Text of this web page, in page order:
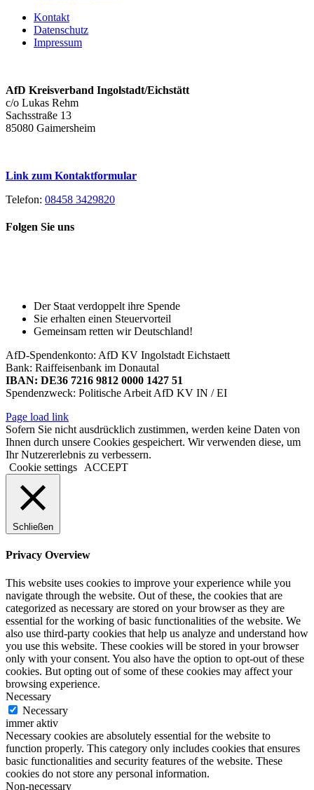
Kontakt
Datenschutz
Impressum
AfD Kreisverband Ingolstadt/Eichstätt
c/o Lukas Rehm
Sachsstraße 13
85080 Gaimersheim
Link zum Kontaktformular
Telefon: 08458 3429820
Folgen Sie uns
Der Staat verdoppelt ihre Spende
Sie erhalten einen Steuervorteil
Gemeinsam retten wir Deutschland!
AfD-Spendenkonto: AfD KV Ingolstadt Eichstaett
Bank: Raiffeisenbank im Donautal
IBAN: DE36 7216 9812 0000 1427 51
Spendenzweck: Politische Arbeit AfD KV IN / EI
Page load link
Sofern Sie nicht ausdrücklich zustimmen, werden keine Daten von
Ihnen durch unsere Cookies gespeichert. Wir verwenden diese, um
Ihr Nutzererlebnis zu verbessern.
Cookie settings
ACCEPT
Schließen
Privacy Overview
This website uses cookies to improve your experience while you
navigate through the website. Out of these, the cookies that are
categorized as necessary are stored on your browser as they are
essential for the working of basic functionalities of the website. We
also use third-party cookies that help us analyze and understand how
you use this website. These cookies will be stored in your browser
only with your consent. You also have the option to opt-out of these
cookies. But opting out of some of these cookies may affect your
browsing experience.
Necessary
Necessary
immer aktiv
Necessary cookies are absolutely essential for the website to
function properly. This category only includes cookies that ensures
basic functionalities and security features of the website. These
cookies do not store any personal information.
Non-necessary